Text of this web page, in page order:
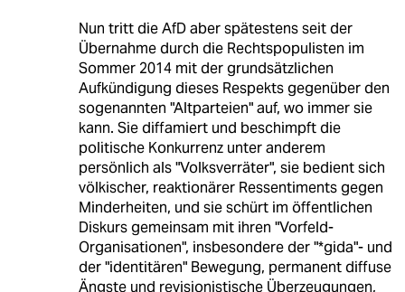
Nun tritt die AfD aber spätestens seit der
Übernahme durch die Rechtspopulisten im
Sommer 2014 mit der grundsätzlichen
Aufkündigung dieses Respekts gegenüber den
sogenannten "Altparteien" auf, wo immer sie
kann. Sie diffamiert und beschimpft die
politische Konkurrenz unter anderem
persönlich als "Volksverräter", sie bedient sich
völkischer, reaktionärer Ressentiments gegen
Minderheiten, und sie schürt im öffentlichen
Diskurs gemeinsam mit ihren "Vorfeld-
Organisationen", insbesondere der "*gida"- und
der "identitären" Bewegung, permanent diffuse
Ängste und revisionistische Überzeugungen,